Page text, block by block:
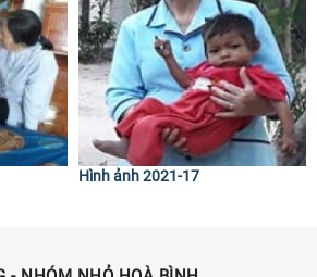
Hình ảnh 2021-17